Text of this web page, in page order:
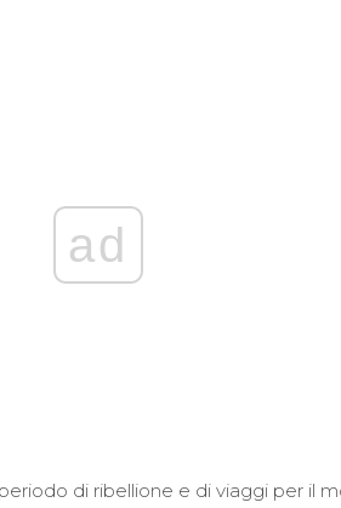
ad
di ribellione e di viaggi per il